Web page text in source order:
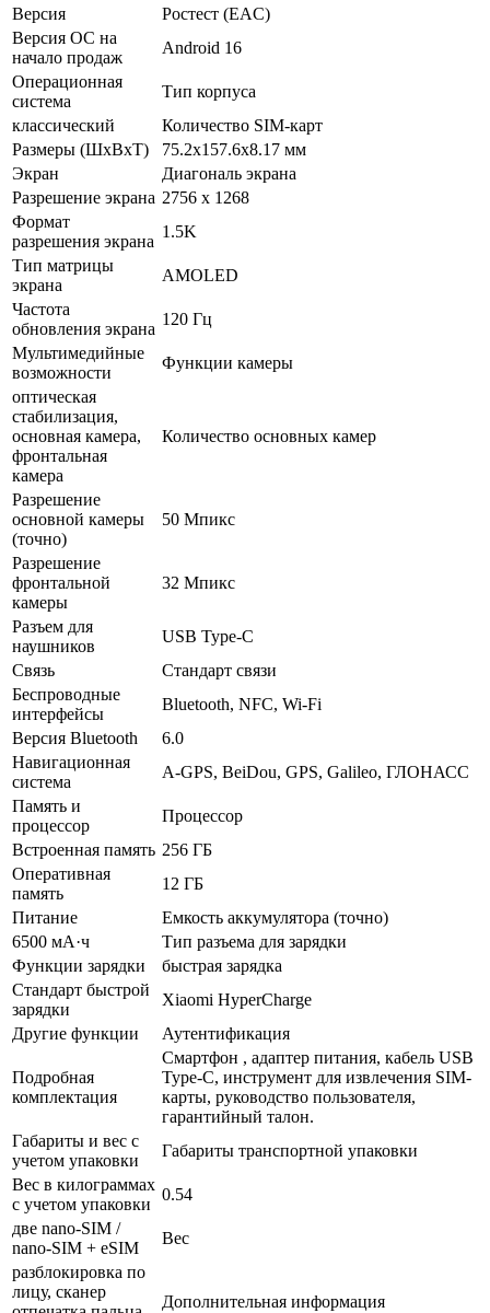
Версия
Ростест (EAC)
Версия ОС на
начало продаж
Android 16
Операционная
система
Тип корпуса
классический
Количество SIM-карт
Размеры (ШxВxТ)
75.2x157.6x8.17 мм
Экран
Диагональ экрана
Разрешение экрана 2756 x 1268
Формат
разрешения экрана
1.5K
Тип матрицы
экрана
AMOLED
Частота
обновления экрана
120 Гц
Мультимедийные
возможности
Функции камеры
оптическая
стабилизация,
основная камера,
фронтальная
камера
Количество основных камер
Разрешение
основной камеры
(точно)
50 Мпикс
Разрешение
фронтальной
камеры
32 Мпикс
Разъем для
наушников
USB Type-C
Связь
Стандарт связи
Беспроводные
интерфейсы
Bluetooth, NFC, Wi-Fi
Версия Bluetooth
6.0
Навигационная
система
A-GPS, BeiDou, GPS, Galileo, ГЛОНАСС
Память и
процессор
Процессор
Встроенная память 256 ГБ
Оперативная
память
12 ГБ
Питание
Емкость аккумулятора (точно)
6500 мА·ч
Тип разъема для зарядки
Функции зарядки
быстрая зарядка
Стандарт быстрой
зарядки
Xiaomi HyperCharge
Другие функции
Аутентификация
Подробная
комплектация
Смартфон , адаптер питания, кабель USB
Type-C, инструмент для извлечения SIM-
карты, руководство пользователя,
гарантийный талон.
Габариты и вес с
учетом упаковки
Габариты транспортной упаковки
Вес в килограммах
с учетом упаковки
0.54
две nano-SIM /
nano-SIM + eSIM
Вес
разблокировка по
лицу, сканер
Дополнительная информация